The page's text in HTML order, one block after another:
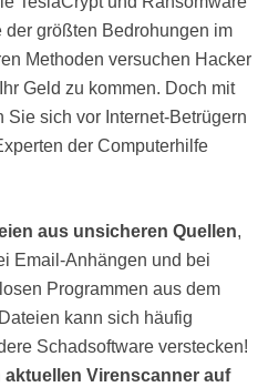
größten Bedrohungen im
Methoden versuchen Hacker
Geld zu kommen. Doch mit
sich vor Internet-Betrügern
der Computerhilfe
aus unsicheren Quellen,
Email-Anhängen und bei
Programmen aus dem
kann sich häufig
Schadsoftware verstecken!
aktuellen Virenscanner auf